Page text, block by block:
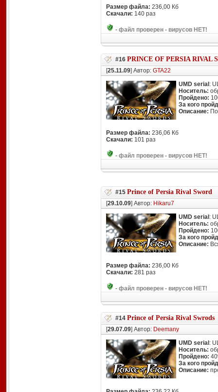
Размер файла: 236,00 Кб
Скачали: 140 раз
- файл проверен - вирусов НЕТ!
#16 PRINCE OF PERSIA RIVAL
[25.11.09] Автор: GTA22
UMD serial :
Носитель:
Пройдено:
За кого
Описание:
Размер файла: 236,06 Кб
Скачали: 101 раз
- файл проверен - вирусов НЕТ!
#15 Prince of Persia Rival Sword
[29.10.09] Автор: Hikaru7
UMD serial :
Носитель:
Пройдено:
За кого
Описание:
Размер файла: 236,00 Кб
Скачали: 281 раз
- файл проверен - вирусов НЕТ!
#14 Prince of Persia Rival Swrods
[29.07.09] Автор: Deemany
UMD serial :
Носитель:
Пройдено:
За кого
Описание: